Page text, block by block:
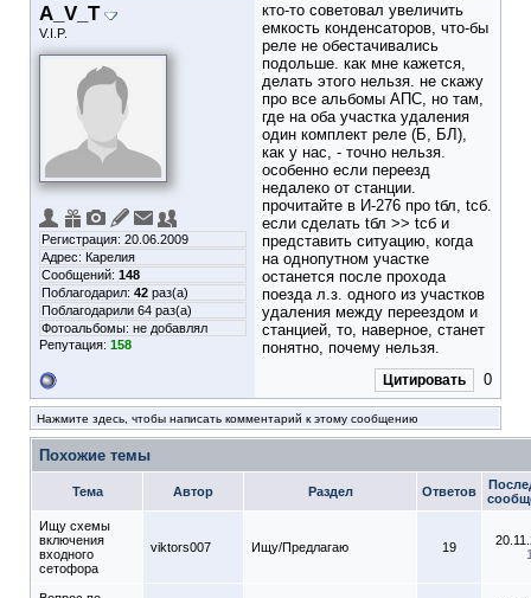
A_V_T
V.I.P.
Регистрация: 20.06.2009
Адрес: Карелия
Сообщений: 148
Поблагодарил: 42 раз(а)
Поблагодарили 64 раз(а)
Фотоальбомы: не добавлял
Репутация: 158
кто-то советовал увеличить
емкость конденсаторов, что-бы
реле не обестачивались
подольше. как мне кажется,
делать этого нельзя. не скажу
про все альбомы АПС, но там,
где на оба участка удаления
один комплект реле (Б, БЛ),
как у нас, - точно нельзя.
особенно если переезд
недалеко от станции.
прочитайте в И-276 про tбл, tсб.
если сделать tбл >> tсб и
представить ситуацию, когда
на однопутном участке
останется после прохода
поезда л.з. одного из участков
удаления между переездом и
станцией, то, наверное, станет
понятно, почему нельзя.
Цитировать 0
Нажмите здесь, чтобы написать комментарий к этому сообщению
Похожие темы
Тема Автор Раздел Ответов
Ищу схемы
включения
входного
сетофора
viktors007 Ищу/Предлагаю 19